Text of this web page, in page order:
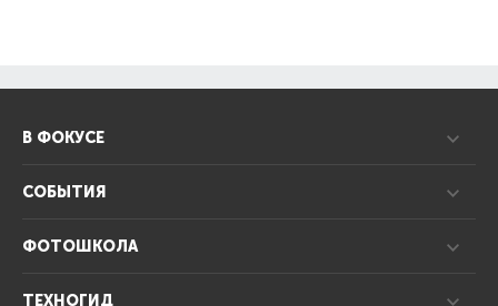
В ФОКУСЕ
СОБЫТИЯ
ФОТОШКОЛА
ТЕХНОГИД